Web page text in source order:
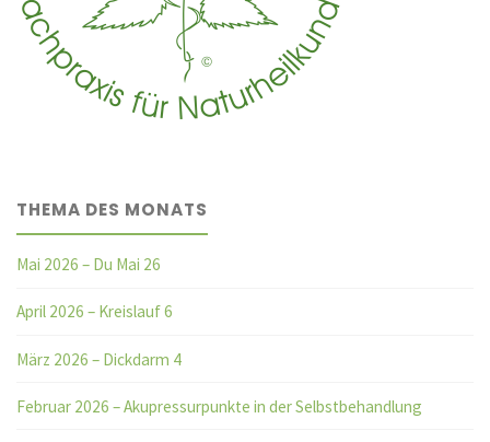
THEMA DES MONATS
Mai 2026 – Du Mai 26
April 2026 – Kreislauf 6
März 2026 – Dickdarm 4
Februar 2026 – Akupressurpunkte in der Selbstbehandlung